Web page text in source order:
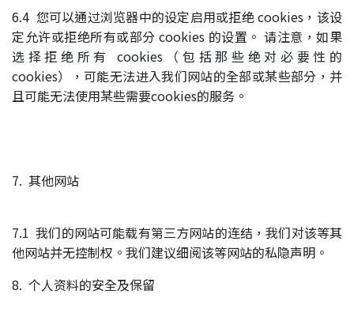
6.4 您可以通过浏览器中的设定启用或拒绝 cookies，该设
定允许或拒绝所有或部分 cookies 的设置。 请注意，如果
选择拒绝所有 cookies（包括那些绝对必要性的
cookies），可能无法进入我们网站的全部或某些部分，并
且可能无法使用某些需要cookies的服务。
7. 其他网站
7.1 我们的网站可能载有第三方网站的连结，我们对该等其
他网站并无控制权。我们建议细阅该等网站的私隐声明。
8. 个人资料的安全及保留